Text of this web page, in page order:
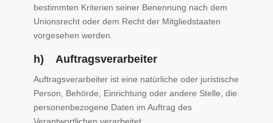
bestimmten Kriterien seiner Benennung nach dem
Unionsrecht oder dem Recht der Mitgliedstaaten
vorgesehen werden.
h) Auftragsverarbeiter
Auftragsverarbeiter ist eine natürliche oder juristische
Person, Behörde, Einrichtung oder andere Stelle, die
personenbezogene Daten im Auftrag des